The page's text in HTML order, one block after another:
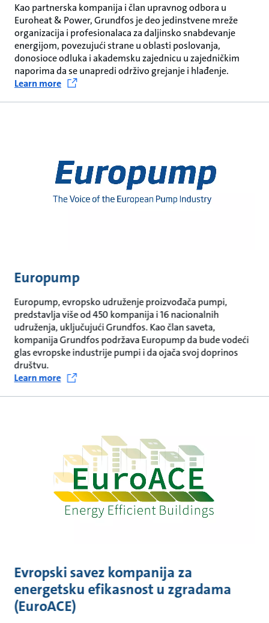
Kao partnerska kompanija i član upravnog odbora u
Euroheat & Power, Grundfos je deo jedinstvene mreže
organizacija i profesionalaca za daljinsko snabdevanje
energijom, povezujući strane u oblasti poslovanja,
donosioce odluka i akademsku zajednicu u zajedničkim
naporima da se unapredi održivo grejanje i hlađenje.
Learn more
Europump
Europump, evropsko udruženje proizvođača pumpi,
predstavlja više od 450 kompanija i 16 nacionalnih
udruženja, uključujući Grundfos. Kao član saveta,
kompanija Grundfos podržava Europump da bude vodeći
glas evropske industrije pumpi i da ojača svoj doprinos
društvu.
Learn more
Evropski savez kompanija za
energetsku efikasnost u zgradama
(EuroACE)